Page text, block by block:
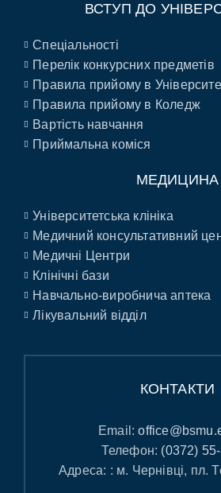
ВСТУП ДО
Спеціальності
Перелік конкурсних предметів
Правила прийому в
Правила прийому в Коледж
Вартість навчання
Приймальна коміся
МЕДИЦИНА
Університетська клініка
Медичний консультативний
Медичні Центри
Клінічні бази
Навчально-виробнича аптека
Лікувальний відділ
КОНТАКТИ
Email:
Телефон: (0372)
Адреса: : м. Чернівці, пл.